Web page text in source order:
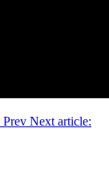
Prev Next article: